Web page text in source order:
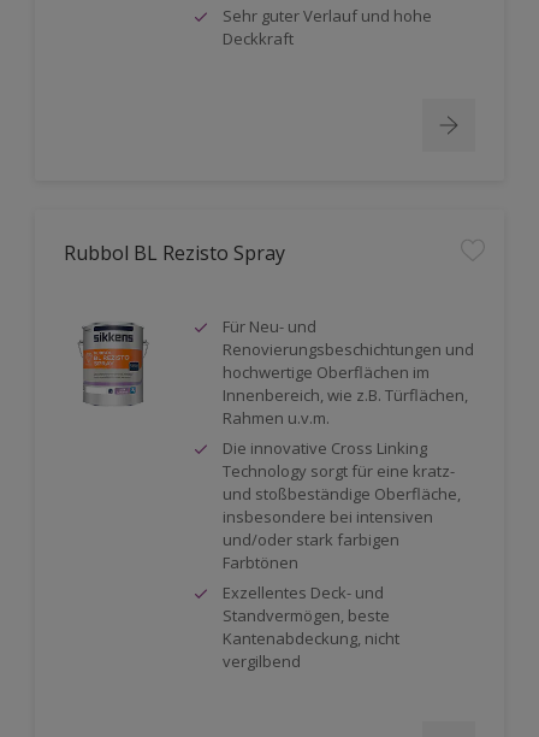
Sehr guter Verlauf und hohe
Deckkraft
Rubbol BL Rezisto Spray
Für Neu- und
Renovierungsbeschichtungen und
hochwertige Oberflächen im
Innenbereich, wie z.B. Türflächen,
Rahmen u.v.m.
Die innovative Cross Linking
Technology sorgt für eine kratz-
und stoßbeständige Oberfläche,
insbesondere bei intensiven
und/oder stark farbigen
Farbtönen
Exzellentes Deck- und
Standvermögen, beste
Kantenabdeckung, nicht
vergilbend